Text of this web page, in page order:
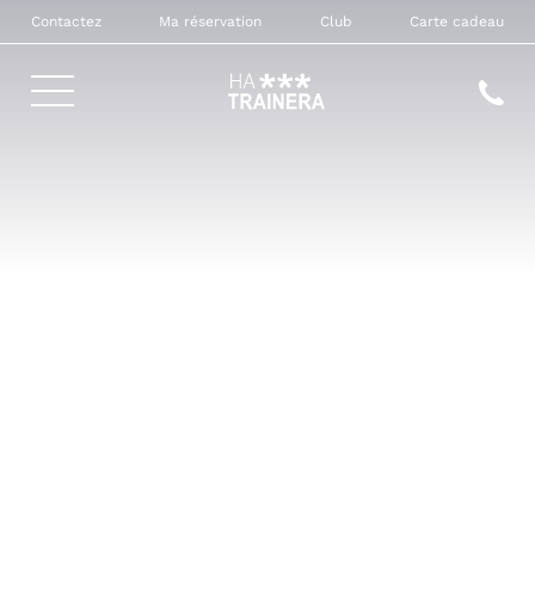
Contactez Ma réservation Club Carte cadeau